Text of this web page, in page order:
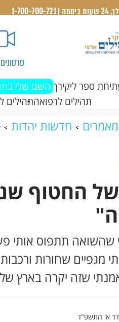
721
ספר ליקירך השם שלי
תהילים לרפואהתהילים
מאמרים חדשות יהדות
החטוף
תתפוס אותי
מגפיים שחורות
שזה יקרה בארץ